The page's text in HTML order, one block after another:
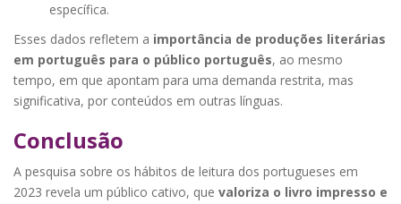
específica.
Esses dados refletem a importância de produções literárias
em português para o público português, ao mesmo
tempo, em que apontam para uma demanda restrita, mas
significativa, por conteúdos em outras línguas.
Conclusão
A pesquisa sobre os hábitos de leitura dos portugueses em
2023 revela um público cativo, que valoriza o livro impresso e